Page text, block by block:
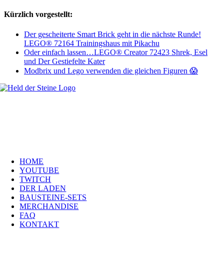
Kürzlich vorgestellt:
Der gescheiterte Smart Brick geht in die nächste Runde!
LEGO® 72164 Trainingshaus mit Pikachu
Oder einfach lassen…LEGO® Creator 72423 Shrek, Esel
und Der Gestiefelte Kater
Modbrix und Lego verwenden die gleichen Figuren 😱
HOME
YOUTUBE
TWITCH
DER LADEN
BAUSTEINE-SETS
MERCHANDISE
FAQ
KONTAKT